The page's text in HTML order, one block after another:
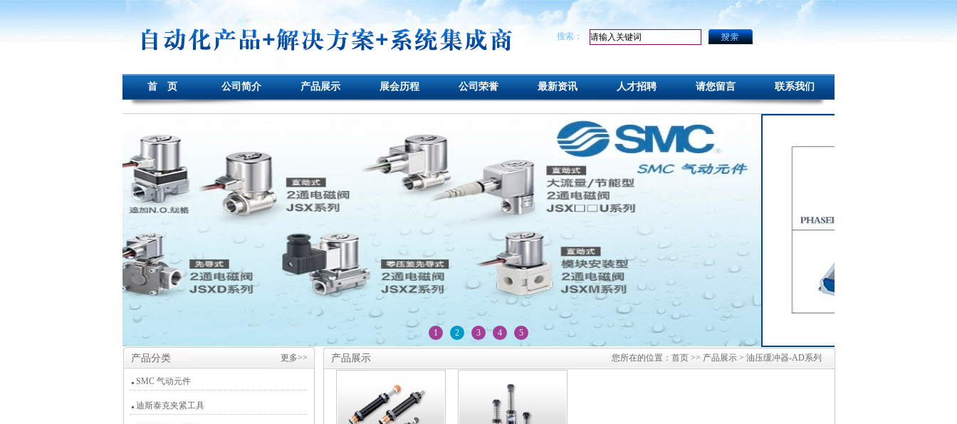
搜索：
首 页 公司简介 产品展示 展会历程 公司荣誉 最新资讯 人才招聘 请您留言 联系我们
1 2 3 4 5
产品分类 更多>>
SMC 气动元件
迪斯泰克夹紧工具
产品展示 您所在的位置： 首页 >> 产品展示 > 油压缓冲器-AD系列